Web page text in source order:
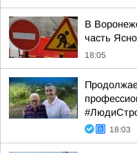
В
часть
18:05
18:03